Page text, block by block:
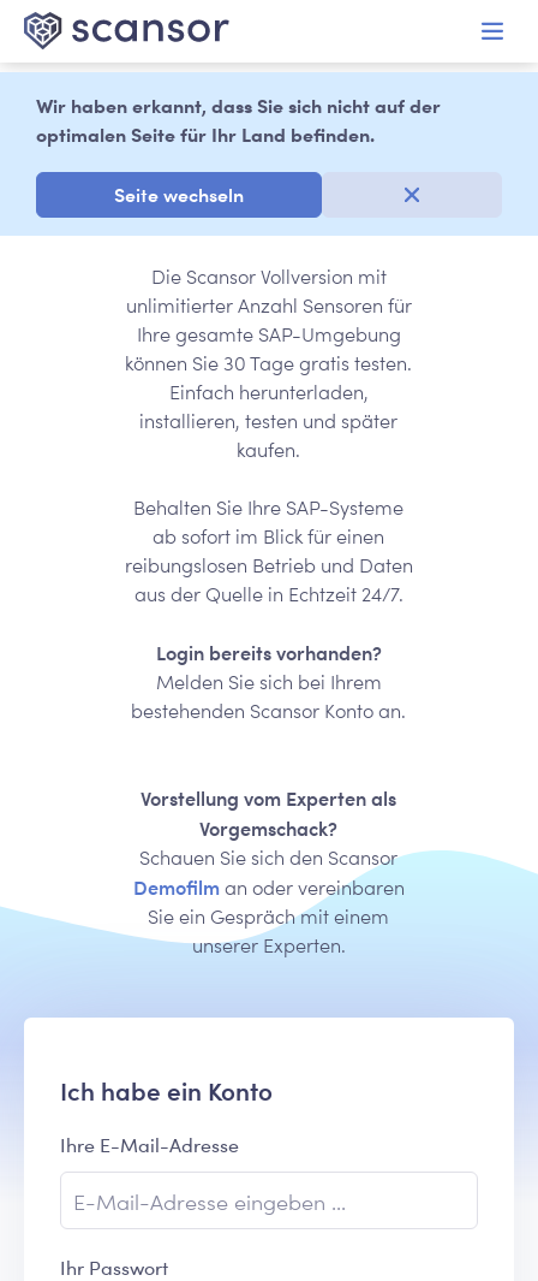
springen
Wir haben erkannt, dass Sie sich nicht auf der
optimalen Seite für Ihr Land befinden.
Seite wechseln
Jetzt 30 Tage
gratis testen
Die Scansor Vollversion mit
unlimitierter Anzahl Sensoren für
Ihre gesamte SAP-Umgebung
können Sie 30 Tage gratis testen.
Einfach herunterladen,
installieren, testen und später
kaufen.
Behalten Sie Ihre SAP-Systeme
ab sofort im Blick für einen
reibungslosen Betrieb und Daten
aus der Quelle in Echtzeit 24/7.
Login bereits vorhanden?
Melden Sie sich bei Ihrem
bestehenden Scansor Konto an.
Vorstellung vom Experten als
Vorgemschack?
Schauen Sie sich den Scansor
Demofilman oder vereinbaren
Sie ein Gespräch mit einem
unserer Experten.
Ich habe ein Konto
Ihre E-Mail-Adresse
Ihr Passwort